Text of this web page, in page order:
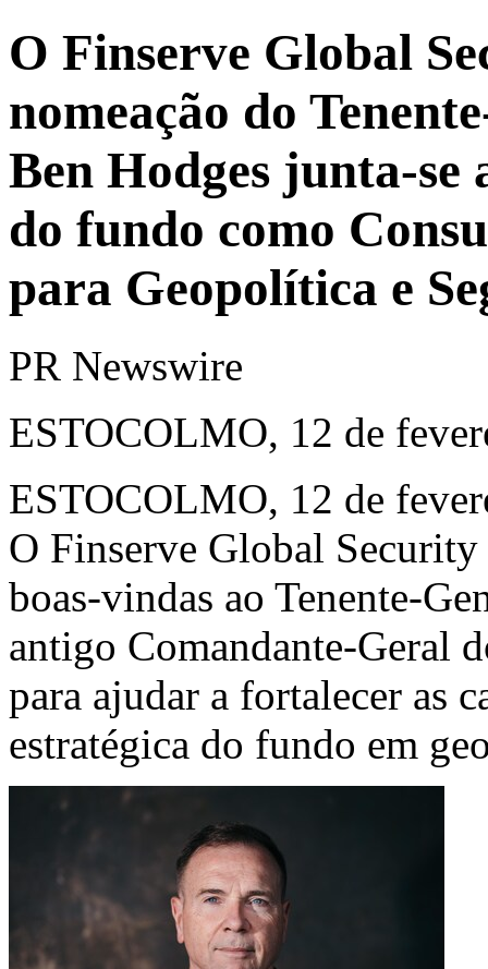
O Finserve Global
nomeação do
Ben Hodges junta-se
do fundo como
para Geopolítica e
PR Newswire
ESTOCOLMO, 12 de
ESTOCOLMO, 12 de
O Finserve Global
boas-vindas ao Tenente-
antigo Comandante-Geral
para ajudar a fortalecer as
estratégica do fundo em